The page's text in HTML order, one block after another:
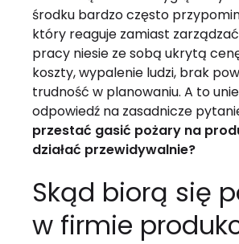
środku bardzo często
który reaguje zamiast
pracy niesie ze sobą ukrytą
koszty, wypalenie ludzi, brak
trudność w planowaniu. A to
odpowiedź na zasadnicze
przestać gasić pożary na
działać przewidywalnie?
Skąd biorą się
w firmie